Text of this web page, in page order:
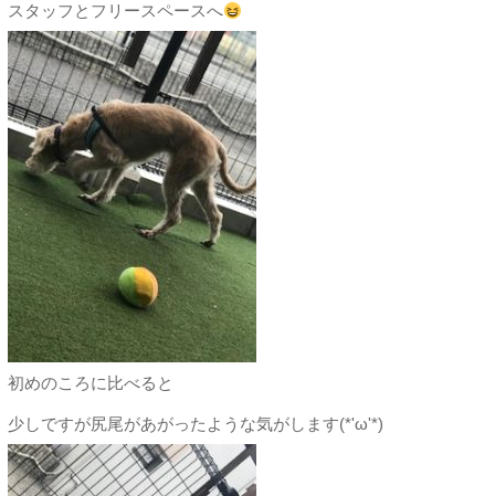
スタッフとフリースペースへ
初めのころに比べると
少しですが尻尾があがったような気がします(*'ω'*)